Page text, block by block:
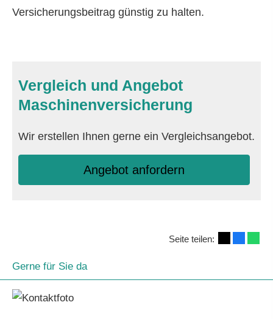
Versicherungsbeitrag günstig zu halten.
Vergleich und Angebot
Maschinenversicherung
Wir erstellen Ihnen gerne ein Vergleichsangebot.
An­ge­bot an­for­dern
Seite teilen:
Gerne für Sie da